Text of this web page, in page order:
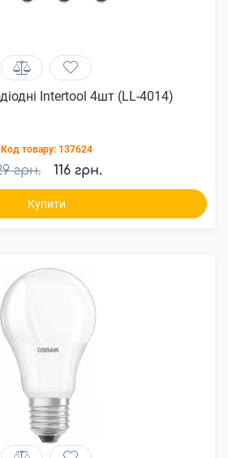
Intertool 4шт (LL-4014)
Код товару: 137624
грн. 116 грн.
Купити